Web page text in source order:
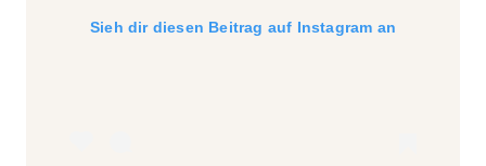
Sieh dir diesen Beitrag auf Instagram an